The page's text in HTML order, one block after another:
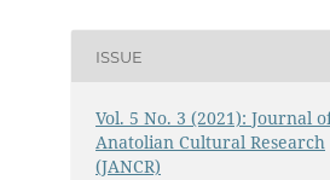
ISSUE
Vol. 5 No. 3 (2021): Journal
Anatolian Cultural Research
(JANCR)